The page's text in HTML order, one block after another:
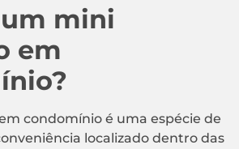
mini
em
condomínio é uma espécie de
localizado dentro das